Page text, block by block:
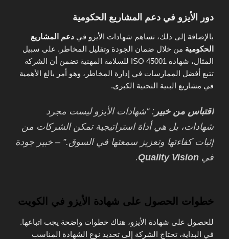
دور الأيزو في دعم المشاريع الحكومية
بالإضافة إلى ذلك، تساهم شهادات الأيزو في دعم المشاريع
الحكومية من خلال ضمان الجودة وتقليل المخاطر. على سبيل
المثال، شهادة ISO 45001 للسلامة المهنية تضمن أن الشركة
تتبع أفضل الممارسات في إدارة المخاطر، وهو أمر بالغ الأهمية
في مشاريع البنية التحتية الكبرى.
اقتباس من خبير : “شهادات الأيزو ليست مجرد
شهادات، بل هي أداة استراتيجية تمكن الشركات من
إثبات كفاءتها وتعزيز سمعتها في السوق.” – خبير جودة
في Quality Vision
.
خطوات الحصول على شهادة الأيزو في الكويت
للحصول على شهادة الأيزو، هناك خطوات واضحة يجب اتباعها.
في البداية، تحتاج الشركة إلى تحديد نوع الشهادة المناسب